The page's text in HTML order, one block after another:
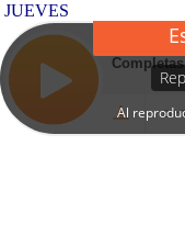
JUEVES